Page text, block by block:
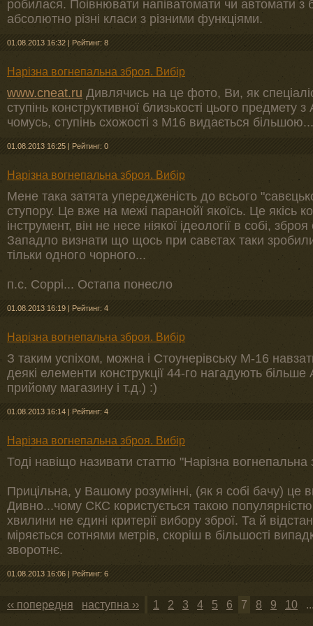
робилася. Поівнювати напіватомати чи автомати
абсолютно різні класи з різними функціями.
01.08.2013 16:32 | Рейтинг: 8
Нарізна вогнепальна зброя. Вибір
www.cneat.ru Дивлячись на це фото, Ви, як
ступінь конструктивної близькості цього предмету
чомусь, ступінь схожості з М16 видається
01.08.2013 16:25 | Рейтинг: 0
Нарізна вогнепальна зброя. Вибір
Мене така затята упередженість до всього
ступору. Це вже на межі паранойї якоїсь. Це якісь
інструмент, він не несе ніякої ідеології в собі,
Западло визнати що щось при савєтах таки
тільки одного чорного...
п.с. Соррі... Остапа понесло
01.08.2013 16:19 | Рейтинг: 4
Нарізна вогнепальна зброя. Вибір
З таким успіхом, можна і Стоунерівську М-16
деякі елементи конструкції 44-го нагадують
прийому магазину і т.д.) :)
01.08.2013 16:14 | Рейтинг: 4
Нарізна вогнепальна зброя. Вибір
Тоді навіщо називати статтю "Нарізна
Прицільна, у Вашому розумінні, (як я собі бачу) це
Дивно...чому СКС користується такою
хвилини не єдині критерії вибору зброї. Та й
міряється сотнями метрів, скоріш в більшості
зворотнє.
01.08.2013 16:06 | Рейтинг: 6
‹‹ попередня наступна ›› 1 2 3 4 5 6 7 8 9 10